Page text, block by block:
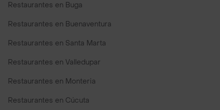
Restaurantes en Buga
Restaurantes en Buenaventura
Restaurantes en Santa Marta
Restaurantes en Valledupar
Restaurantes en Monteria
Restaurantes en Cúcuta